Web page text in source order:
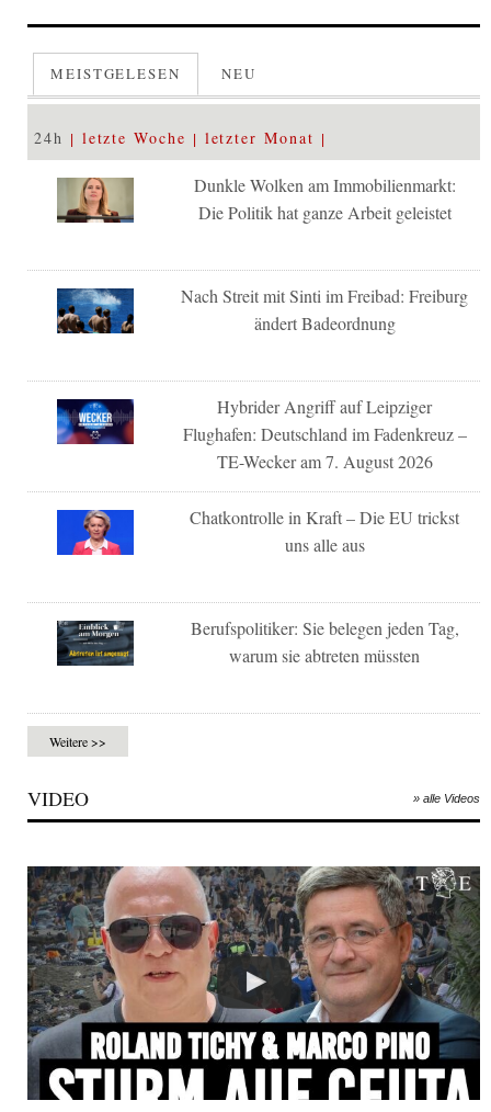
MEISTGELESEN NEU
24h letzte Woche letzter Monat
Dunkle Wolken am Immobilienmarkt:
Die Politik hat ganze Arbeit geleistet
Nach Streit mit Sinti im Freibad: Freiburg
ändert Badeordnung
Hybrider Angriff auf Leipziger
Flughafen: Deutschland im Fadenkreuz –
TE-Wecker am 7. August 2026
Chatkontrolle in Kraft – Die EU trickst
uns alle aus
Berufspolitiker: Sie belegen jeden Tag,
warum sie abtreten müssten
Weitere >>
VIDEO » alle Videos